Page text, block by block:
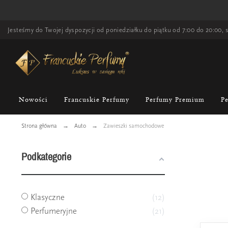
Jesteśmy do Twojej dyspozycji od poniedziałku do piątku od 7:00 do 20:00,
Nowości Francuskie Perfumy Perfumy Premium
Strona główna Auto Zawieszki samochodowe
Podkategorie
Klasyczne
12
Perfumeryjne
21